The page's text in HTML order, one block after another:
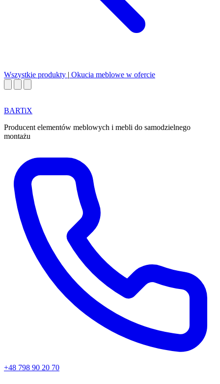
Wszystkie produkty | Okucia meblowe w ofercie
BARTiX
Producent elementów meblowych i mebli do samodzielnego
montażu
+48 798 90 20 70